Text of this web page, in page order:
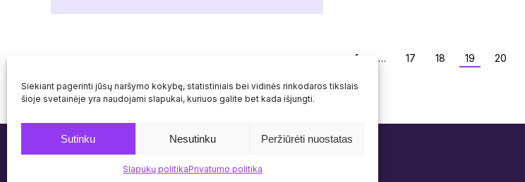
Siekiant pagerinti jūsų naršymo kokybę, statistiniais bei vidinės rinkodaros tikslais
šioje svetainėje yra naudojami slapukai, kuriuos galite bet kada išjungti.
Sutinku Nesutinku Peržiūrėti nuostatas
Slapukų politikaPrivatumo politika
1 … 17 18 19 20